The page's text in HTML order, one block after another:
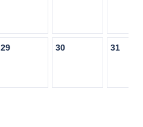
29 30 31